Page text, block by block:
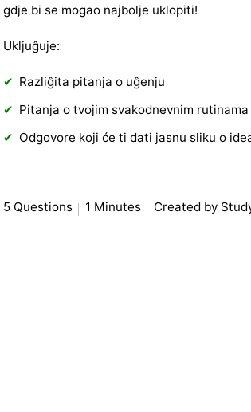
gdje bi se mogao najbolje uklopiti!
Ukljuĝuje:
Razliĝita pitanja o uĝenju
Pitanja o tvojim svakodnevnim rutinama
Odgovore koji će ti dati jasnu sliku o
5 Questions 1 Minutes Created by